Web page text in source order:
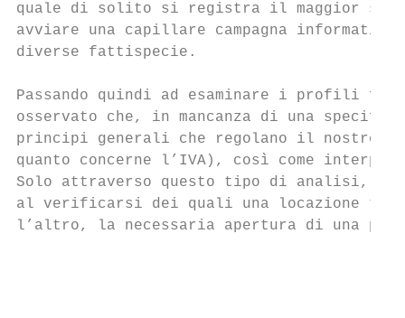
quale di solito si registra il maggior
avviare una capillare campagna
diverse fattispecie.
Passando quindi ad esaminare i profili
osservato che, in mancanza di una
principi generali che regolano il nostro
quanto concerne l’IVA), così come
Solo attraverso questo tipo di analisi,
al verificarsi dei quali una locazione
l’altro, la necessaria apertura di una